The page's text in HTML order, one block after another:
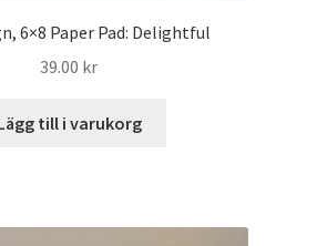
6×8 Paper Pad: Delightful
39.00 kr
till i varukorg